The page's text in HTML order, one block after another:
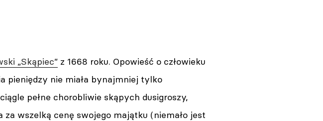
„Skąpiec” z 1668 roku. Opowieść o człowieku
pieniędzy nie miała bynajmniej tylko
pełne chorobliwie skąpych dusigroszy,
wszelką cenę swojego majątku (niemało jest